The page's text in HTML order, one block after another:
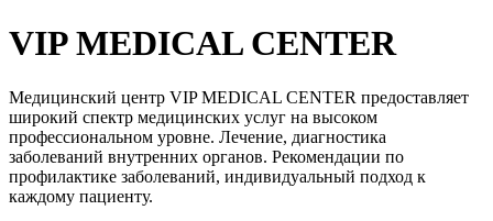
VIP MEDICAL CENTER
Медицинский центр VIP MEDICAL CENTER предоставляет
широкий спектр медицинских услуг на высоком
профессиональном уровне. Лечение, диагностика
заболеваний внутренних органов. Рекомендации по
профилактике заболеваний, индивидуальный подход к
каждому пациенту.